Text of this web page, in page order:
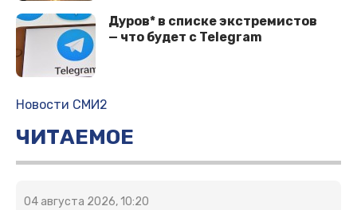
Дуров* в списке экстремистов
— что будет с Telegram
Новости СМИ2
ЧИТАЕМОЕ
04 августа 2026, 10:20